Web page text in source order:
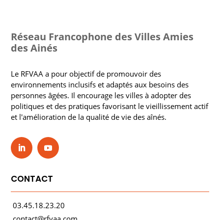
Réseau Francophone des Villes Amies
des Ainés
Le RFVAA a pour objectif de promouvoir des
environnements inclusifs et adaptés aux besoins des
personnes âgées. Il encourage les villes à adopter des
politiques et des pratiques favorisant le vieillissement actif
et l'amélioration de la qualité de vie des aînés.
CONTACT
03.45.18.23.20